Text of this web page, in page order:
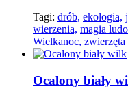
Tagi: drób, ekologia,
wierzenia, magia
Wielkanoc,
Ocalony biały